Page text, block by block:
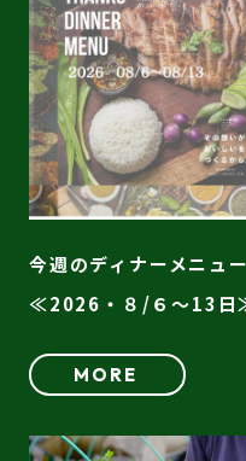
今週のディナーメニュー
≪2026・８/６～13
MORE